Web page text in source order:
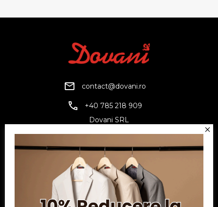
contact@dovani.ro
+40 785 218 909
Dovani SRL
Facebook
TwitterYouTube
Informatii